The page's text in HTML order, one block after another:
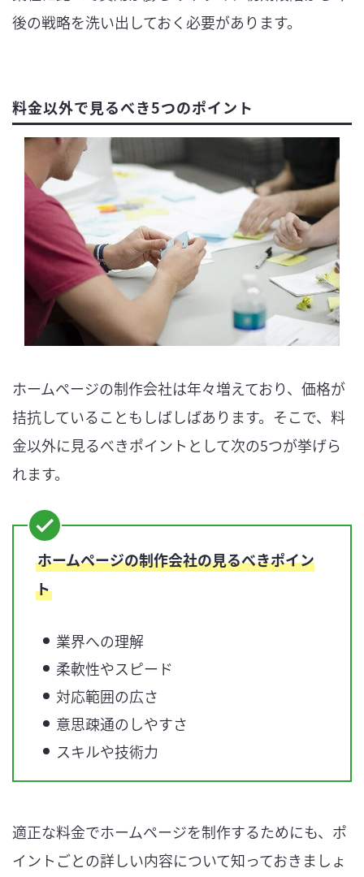
後の戦略を洗い出しておく必要があります。
料金以外で見るべき5つのポイント
ホームページの制作会社は年々増えており、価格が
拮抗していることもしばしばあります。そこで、料
金以外に見るべきポイントとして次の5つが挙げら
れます。
ホームページの制作会社の見るべきポイン
ト
業界への理解
柔軟性やスピード
対応範囲の広さ
意思疎通のしやすさ
スキルや技術力
適正な料金でホームページを制作するためにも、ポ
イントごとの詳しい内容について知っておきましょ